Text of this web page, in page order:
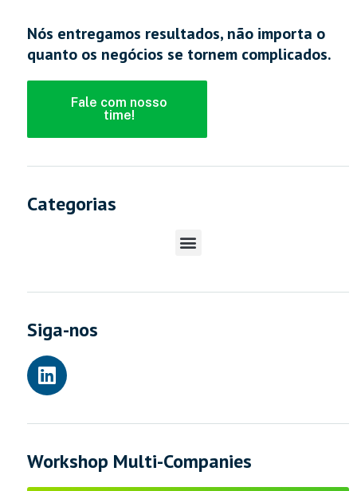
Nós entregamos resultados, não importa o
quanto os negócios se tornem complicados.
Fale com nosso
time!
Categorias
Siga-nos
Workshop Multi-Companies